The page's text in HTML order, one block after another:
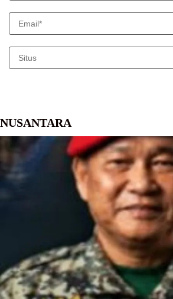
NUSANTARA